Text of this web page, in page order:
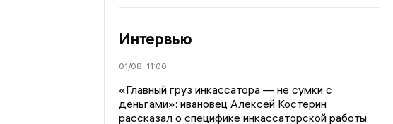
Интервью
01/08 11:00
«Главный груз инкассатора — не сумки с
деньгами»: ивановец Алексей Костерин
рассказал о специфике инкассаторской работы